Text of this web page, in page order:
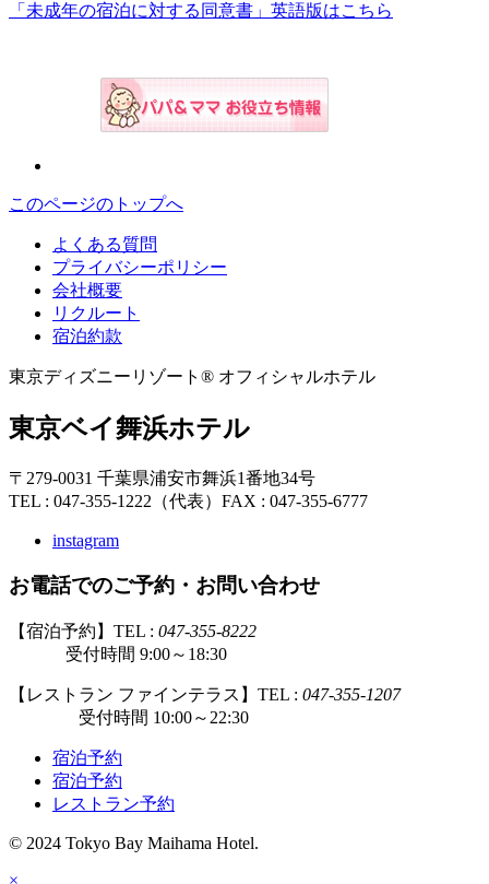
「未成年の宿泊に対する同意書」英語版はこちら
このページのトップへ
よくある質問
プライバシーポリシー
会社概要
リクルート
宿泊約款
東京ディズニーリゾート® オフィシャルホテル
東京ベイ舞浜ホテル
〒279-0031 千葉県浦安市舞浜1番地34号
TEL : 047-355-1222（代表） FAX : 047-355-6777
instagram
お電話でのご予約・お問い合わせ
【宿泊予約】TEL : 047-355-8222
受付時間 9:00～18:30
【レストラン ファインテラス】TEL : 047-355-1207
受付時間 10:00～22:30
宿泊予約
宿泊予約
レストラン予約
© 2024 Tokyo Bay Maihama Hotel.
×